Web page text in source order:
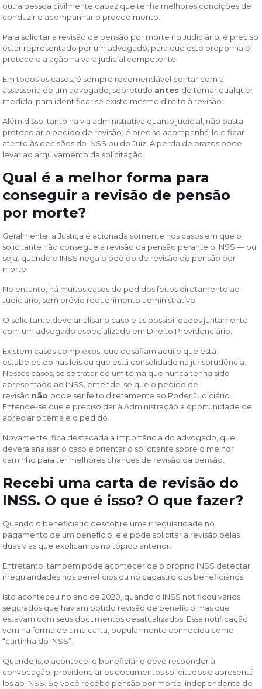
outra pessoa civilmente capaz que tenha melhores condições de
conduzir e acompanhar o procedimento.
Para solicitar a revisão de pensão por morte no Judiciário, é preciso
estar representado por um advogado, para que este proponha e
protocole a ação na vara judicial competente.
Em todos os casos, é sempre recomendável contar com a
assessoria de um advogado, sobretudo antes de tomar qualquer
medida, para identificar se existe mesmo direito à revisão.
Além disso, tanto na via administrativa quanto judicial, não basta
protocolar o pedido de revisão: é preciso acompanhá-lo e ficar
atento às decisões do INSS ou do Juiz. A perda de prazos pode
levar ao arquivamento da solicitação.
Qual é a melhor forma para
conseguir a revisão de pensão
por morte?
Geralmente, a Justiça é acionada somente nos casos em que o
solicitante não consegue a revisão da pensão perante o INSS — ou
seja: quando o INSS nega o pedido de revisão de pensão por
morte.
No entanto, há muitos casos de pedidos feitos diretamente ao
Judiciário, sem prévio requerimento administrativo.
O solicitante deve analisar o caso e as possibilidades juntamente
com um advogado especializado em Direito Previdenciário.
Existem casos complexos, que desafiam aquilo que está
estabelecido nas leis ou que está consolidado na jurisprudência.
Nesses casos, se se tratar de um tema que nunca tenha sido
apresentado ao INSS, entende-se que o pedido de
revisão não pode ser feito diretamente ao Poder Judiciário.
Entende-se que é preciso dar à Administração a oportunidade de
apreciar o tema e o pedido.
Novamente, fica destacada a importância do advogado, que
deverá analisar o caso e orientar o solicitante sobre o melhor
caminho para ter melhores chances de revisão da pensão.
Recebi uma carta de revisão do
INSS. O que é isso? O que fazer?
Quando o beneficiário descobre uma irregularidade no
pagamento de um benefício, ele pode solicitar a revisão pelas
duas vias que explicamos no tópico anterior.
Entretanto, também pode acontecer de o próprio INSS detectar
irregularidades nos benefícios ou no cadastro dos beneficiários.
Isto aconteceu no ano de 2020, quando o INSS notificou vários
segurados que haviam obtido revisão de benefício mas que
estavam com seus documentos desatualizados. Essa notificação
vem na forma de uma carta, popularmente conhecida como
“cartinha do INSS”.
Quando isto acontece, o beneficiário deve responder à
convocação, providenciar os documentos solicitados e apresentá-
los ao INSS. Se você recebe pensão por morte, independente de